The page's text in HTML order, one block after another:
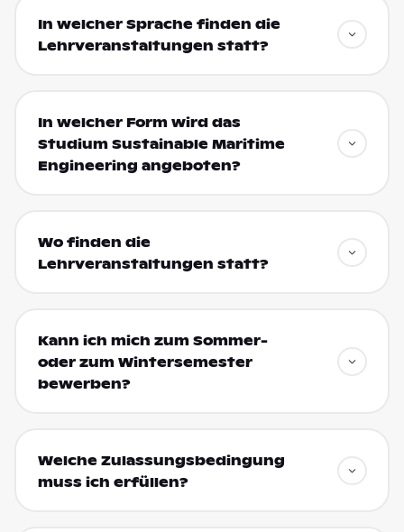
In welcher Sprache finden die
Lehrveranstaltungen statt?
In welcher Form wird das
Studium Sustainable Maritime
Engineering angeboten?
Wo finden die
Lehrveranstaltungen statt?
Kann ich mich zum Sommer-
oder zum Wintersemester
bewerben?
Welche Zulassungsbedingung
muss ich erfüllen?